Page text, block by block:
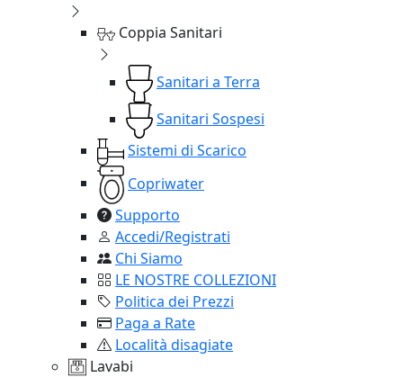
Coppia Sanitari
Sanitari a Terra
Sanitari Sospesi
Sistemi di Scarico
Copriwater
Supporto
Accedi/Registrati
Chi Siamo
LE NOSTRE COLLEZIONI
Politica dei Prezzi
Paga a Rate
Località disagiate
Lavabi